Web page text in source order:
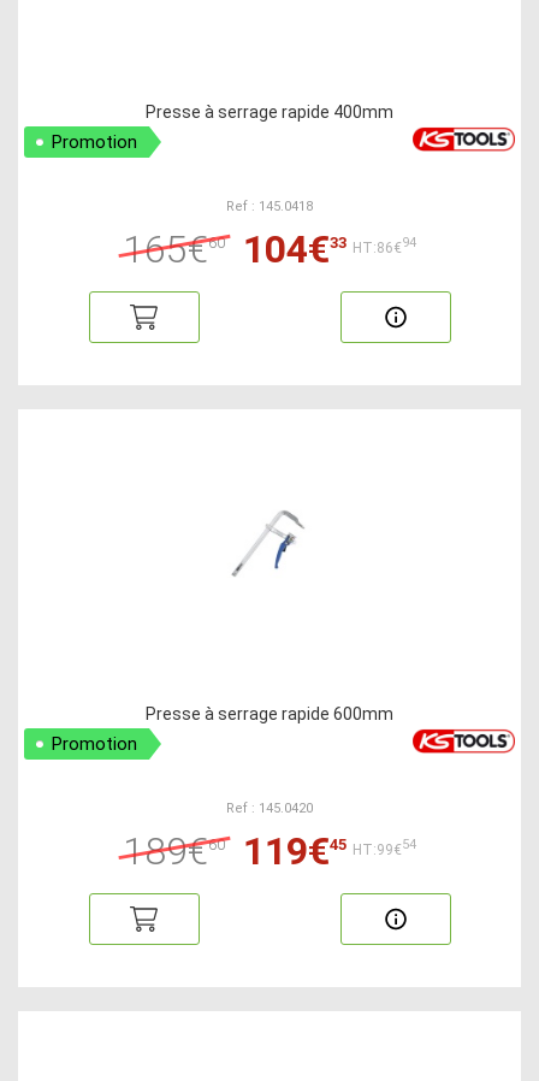
Presse à serrage rapide 400mm
Promotion
Ref : 145.0418
165€60 104€33 HT:86€94
Presse à serrage rapide 600mm
Promotion
Ref : 145.0420
189€60 119€45 HT:99€54